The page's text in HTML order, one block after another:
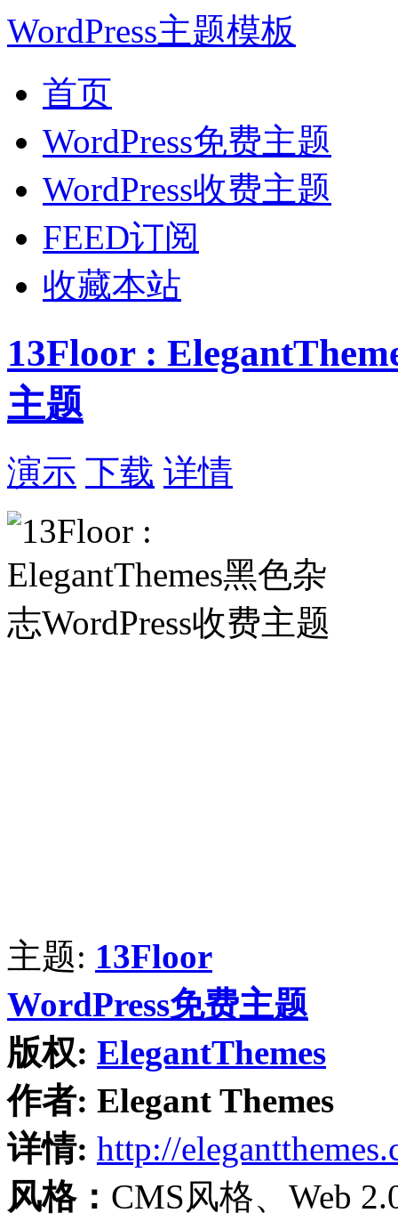
WordPress主题模板
首页
WordPress免费主题
WordPress收费主题
FEED订阅
收藏本站
13Floor :
主题
演示 下载 详情
主题: 13Floor
WordPress免费主题
版权: ElegantThemes
作者: Elegant Themes
详情: http://
风格： CMS风格、Web